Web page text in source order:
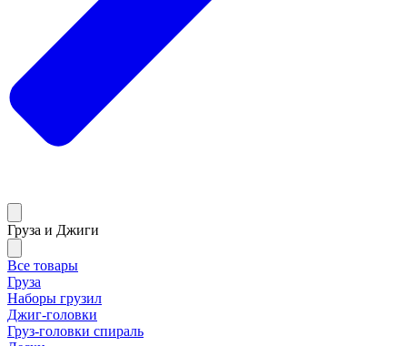
Груза и Джиги
Все товары
Груза
Наборы грузил
Джиг-головки
Груз-головки спираль